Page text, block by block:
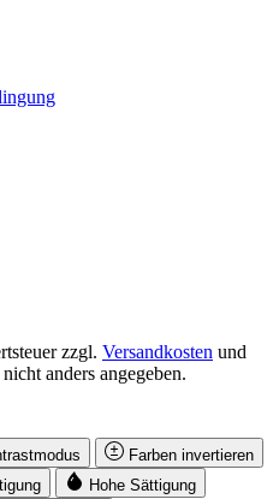
zzgl. Versandkosten und
anders angegeben.
Farben invertieren
Hohe Sättigung